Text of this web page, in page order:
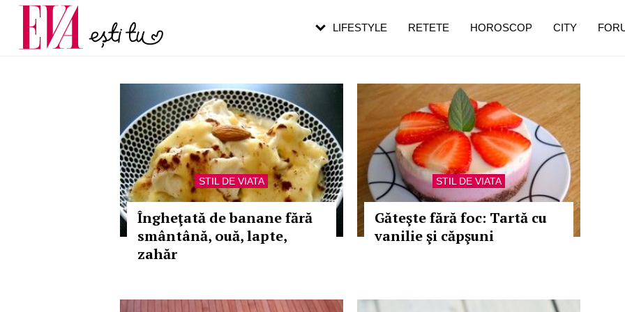
STIL DE VIATA
Îngheţată de banane fără
smântână, ouă, lapte,
zahăr
STIL DE VIATA
Găteşte fără foc: Tartă cu
vanilie şi căpşuni
LIFESTYLE RETETE HOROSCOP CITY
Carieră
Actualitate
pe măsură ce înaintezi în vârstă
de dureroasă este investigația